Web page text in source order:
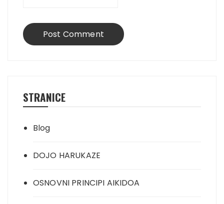
STRANICE
Blog
DOJO HARUKAZE
OSNOVNI PRINCIPI AIKIDOA